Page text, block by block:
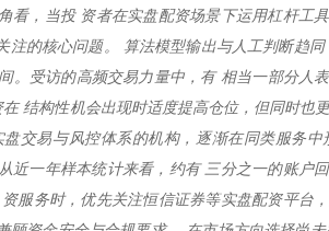
看，当投 资者在实盘配资场景下运用杠杆工
的核心问题。 算法模型输出与人工判断趋同
。受访的高频交易力量中，有 相当一部分人
结构性机会出现时适度提高仓位，但同时也
交易与风控体系的机构，逐渐在同类服务中
近一年样本统计来看，约有 三分之一的账户
服务时，优先关注恒信证券等实盘配资平台